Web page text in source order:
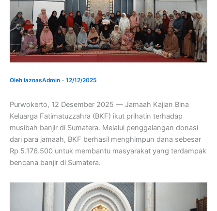
Oleh laznasAdmin - 12/12/2025
Purwokerto, 12 Desember 2025 — Jamaah Kajian Bina
Keluarga Fatimatuzzahra (BKF) ikut prihatin terhadap
musibah banjir di Sumatera. Melalui penggalangan donasi
dari para jamaah, BKF berhasil menghimpun dana sebesar
Rp 5.176.500 untuk membantu masyarakat yang terdampak
bencana banjir di Sumatera.